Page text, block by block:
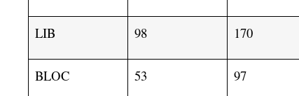
LIB 98 170
BLOC 53 97